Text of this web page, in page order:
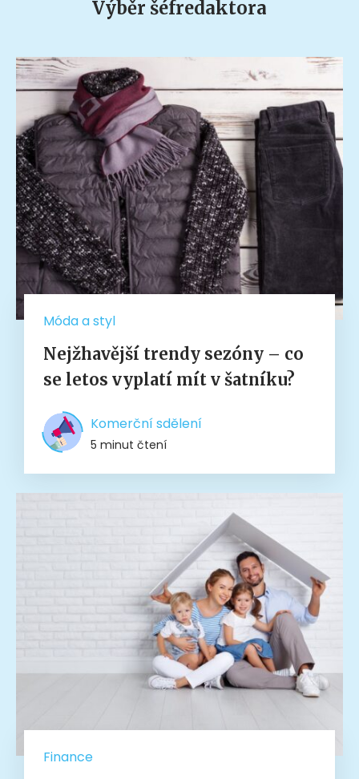
Výběr šéfredaktora
Móda a styl
Nejžhavější trendy sezóny – co
se letos vyplatí mít v šatníku?
Komerční sdělení
5 minut čtení
Finance